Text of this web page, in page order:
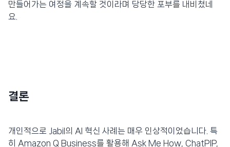
만들어가는 여정을 계속할 것이라며 당당한 포부를 내비쳤네
요.
결론
개인적으로 Jabil의 AI 혁신 사례는 매우 인상적이었습니다. 특
히 Amazon Q Business를 활용해 Ask Me How, ChatPIP,